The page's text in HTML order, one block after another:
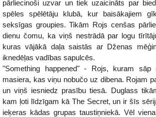
pārliecinoši uzvar un tiek uzaicināts par
spēles spēlētāju klubā, kur baisākajiem
seksīgas groupies. Tikām Rojs cenšas
dienu čomu, ka viņš nestrādā par logu
kuras vājākā daļa saistās ar Dženas
iknedēļas vadības sapulcēs.
"Something happened" - Rojs, kuram sāp
masiera, kas viņu nobučo uz dibena. Rojam
un viņš iesniedz prasību tiesā. Duglass
kam ļoti līdzīgam kā The Secret, un ir šīs
ieķeras kādas grupas taustiņniekā. Vēl